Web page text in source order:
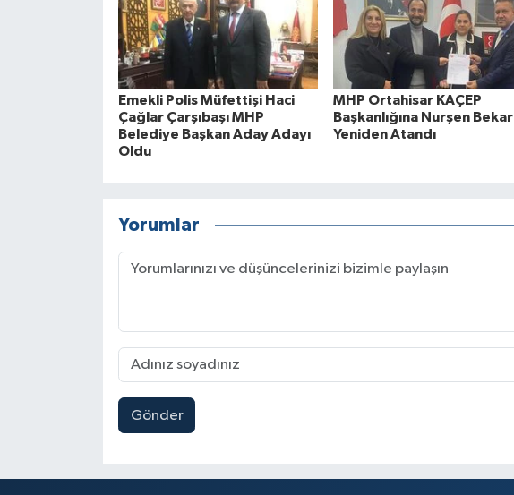
Emekli Polis Müfettişi Haci
Çağlar Çarşıbaşı MHP
Belediye Başkan Aday Adayı
Oldu
MHP Ortahisar KAÇEP
Başkanlığına Nurşen Bekar
Yeniden Atandı
Yorumlar
Gönder